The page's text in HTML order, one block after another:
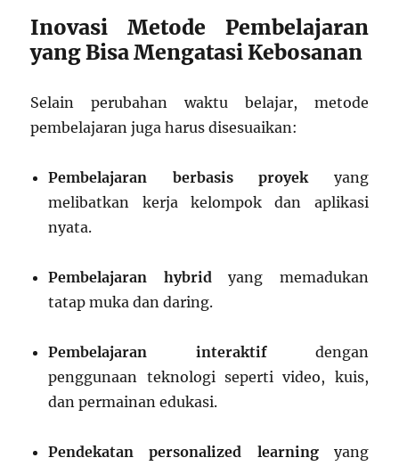
Inovasi Metode Pembelajaran
yang Bisa Mengatasi Kebosanan
Selain perubahan waktu belajar, metode
pembelajaran juga harus disesuaikan:
Pembelajaran berbasis proyek yang
melibatkan kerja kelompok dan aplikasi
nyata.
Pembelajaran hybrid yang memadukan
tatap muka dan daring.
Pembelajaran interaktifdengan
penggunaan teknologi seperti video, kuis,
dan permainan edukasi.
Pendekatan personalized learningyang